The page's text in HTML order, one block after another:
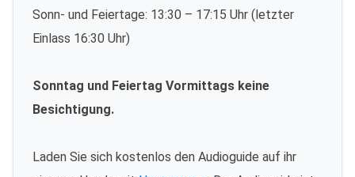
Sonn- und Feiertage: 13:30 – 17:15 Uhr (letzter
Einlass 16:30 Uhr)
Sonntag und Feiertag Vormittags keine
Besichtigung.
Laden Sie sich kostenlos den Audioguide auf ihr